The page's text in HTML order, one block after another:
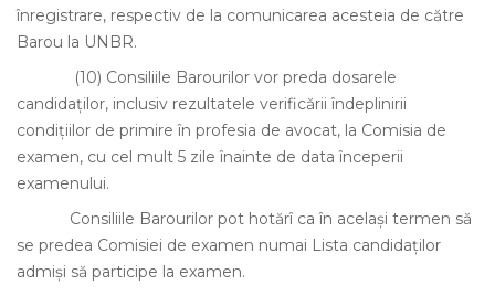
înregistrare, respectiv de la comunicarea acesteia de către
Barou la UNBR.
(10) Consiliile Barourilor vor preda dosarele
candidaţilor, inclusiv rezultatele verificării îndeplinirii
condiţiilor de primire în profesia de avocat, la Comisia de
examen, cu cel mult 5 zile înainte de data începerii
examenului.
Consiliile Barourilor pot hotărî ca în acelaşi termen să
se predea Comisiei de examen numai Lista candidaţilor
admişi să participe la examen.